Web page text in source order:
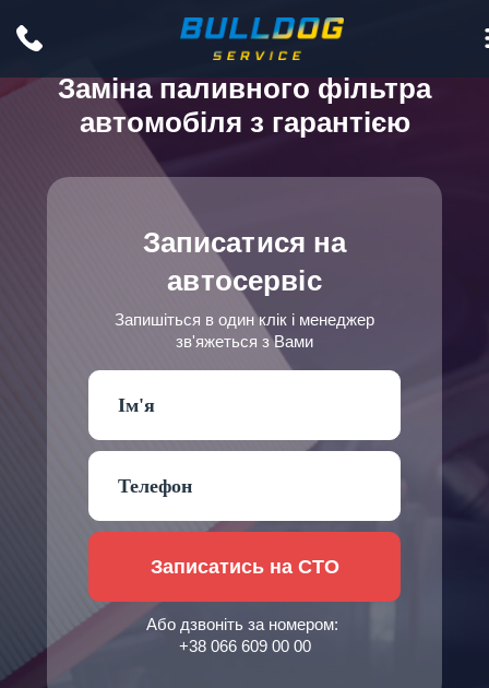
Заміна паливного фільтра
автомобіля з гарантією
Записатися на
автосервіс
Запишіться в один клік і менеджер
зв'яжеться з Вами
Записатись на СТО
Або дзвоніть за номером:
+38 066 609 00 00